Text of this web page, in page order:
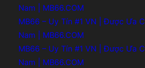
Nam | MB66.COM
MB66 – Uy Tín #1 VN | Được Ưa
Nam | MB66.COM
MB66 – Uy Tín #1 VN | Được Ưa
Nam | MB66.COM